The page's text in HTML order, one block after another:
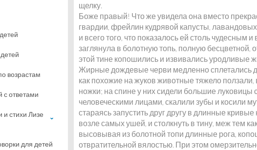
щелку.
Боже правый! Что же увидела она вместо
гвардии, фрейлин кудрявой капусты,
и всего того, что показалось ей столь чудесным
заглянула в болотную топь, полную бесцветной,
этой тине копошились и извивались уродливые
Жирные дождевые черви медленно сплетались
как похожие на жуков животные тяжело ползали,
ножки; на спине у них сидели большие луковицы
человеческими лицами, скалили зубы и косили
стараясь запустить друг другу в длинные
возле самых ушей, и столкнуть в тину, меж тем
высовывая из болотной топи длинные рога,
отвратительной вялостью. При этом
возрастам
с ответами
и стихи Лизе
для детей